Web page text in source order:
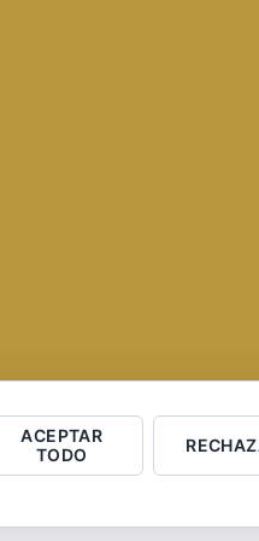
Equipo Social
ACEPTAR
TODO